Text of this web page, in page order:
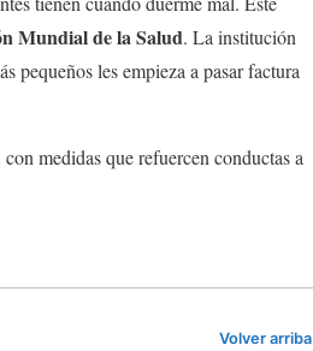
Mundial de la Salud. La institución
pequeños les empieza a pasar factura
medidas que refuercen conductas a
Volver arriba